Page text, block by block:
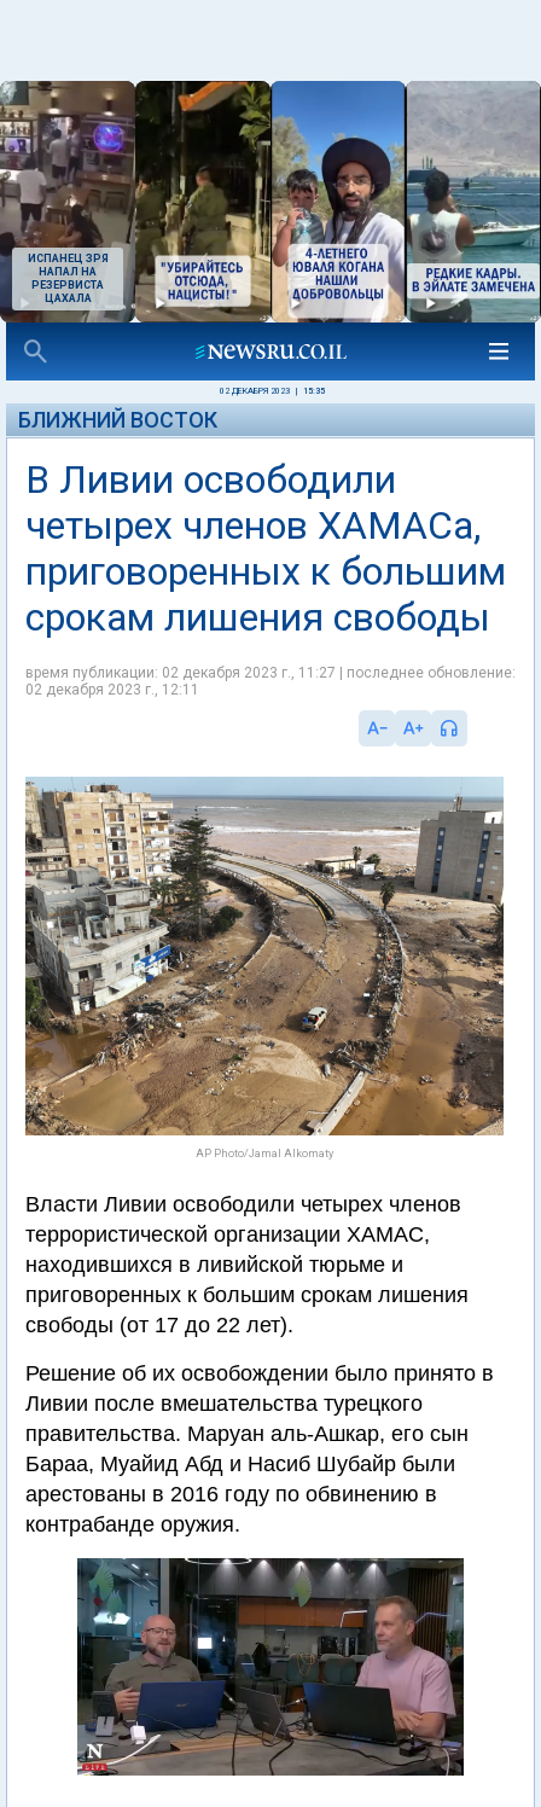
ИСПАНЕЦ ЗРЯ
НАПАЛ НА
РЕЗЕРВИСТА
ЦАХАЛА
02 ДЕКАБРЯ 2023 15:35
БЛИЖНИЙ ВОСТОК
В Ливии освободили
четырех членов ХАМАСа,
приговоренных к большим
срокам лишения свободы
время публикации: 02 декабря 2023 г., 11:27 | последнее обновление:
02 декабря 2023 г., 12:11
AP Photo/Jamal Alkomaty
Власти Ливии освободили четырех членов
террористической организации ХАМАС,
находившихся в ливийской тюрьме и
приговоренных к большим срокам лишения
свободы (от 17 до 22 лет).
Решение об их освобождении было принято в
Ливии после вмешательства турецкого
правительства. Маруан аль-Ашкар, его сын
Бараа, Муайид Абд и Насиб Шубайр были
арестованы в 2016 году по обвинению в
контрабанде оружия.